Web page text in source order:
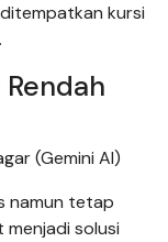
kursi
(Gemini AI)
namun tetap
solusi